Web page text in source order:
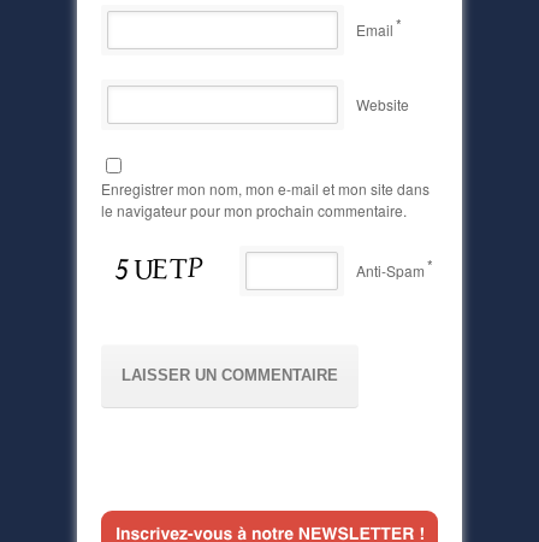
Email*
Website
Enregistrer mon nom, mon e-mail et mon site dans
le navigateur pour mon prochain commentaire.
Anti-Spam*